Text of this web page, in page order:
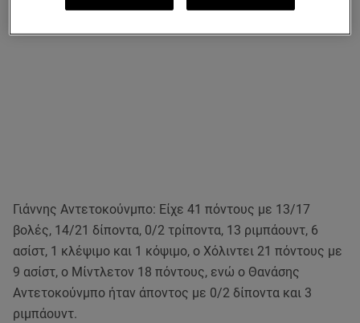
Γιάννης Αντετοκούνμπο: Είχε 41 πόντους με 13/17
βολές, 14/21 δίποντα, 0/2 τρίποντα, 13 ριμπάουντ, 6
ασίστ, 1 κλέψιμο και 1 κόψιμο, ο Χόλιντει 21 πόντους με
9 ασίστ, ο Μίντλετον 18 πόντους, ενώ ο Θανάσης
Αντετοκούνμπο ήταν άποντος με 0/2 δίποντα και 3
ριμπάουντ.